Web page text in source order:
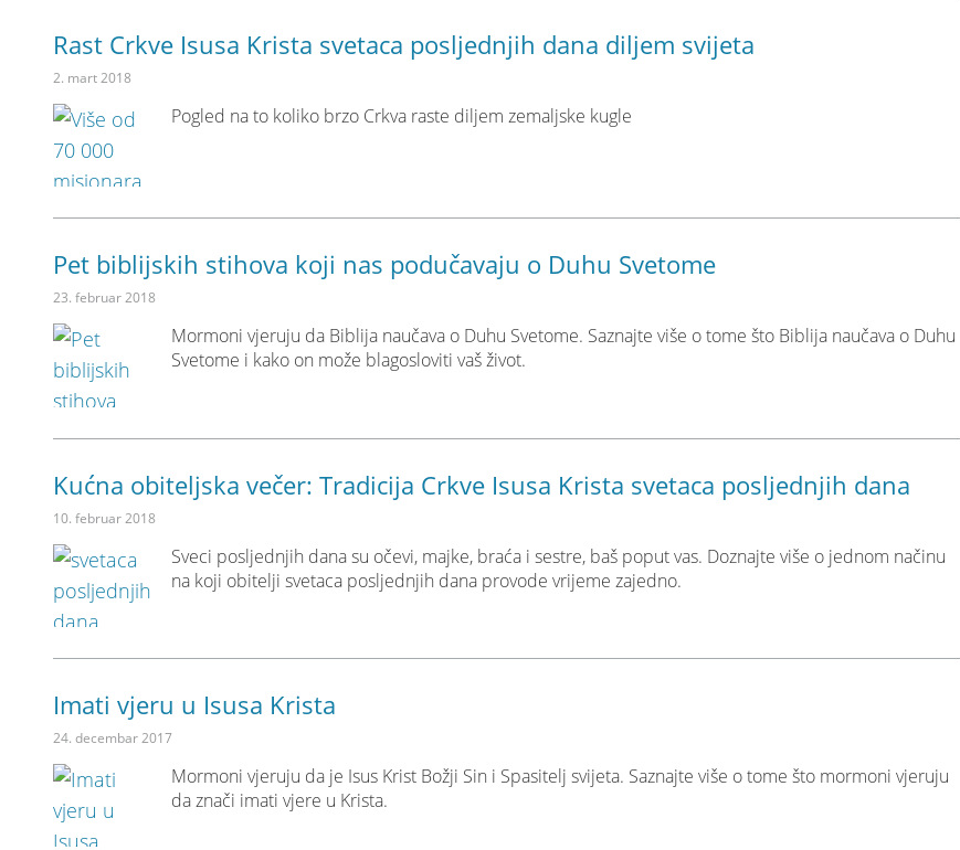
Rast Crkve Isusa Krista svetaca posljednjih dana diljem svijeta
2. mart 2018
Pogled na to koliko brzo Crkva raste diljem zemaljske kugle
Pet biblijskih stihova koji nas podučavaju o Duhu Svetome
23. februar 2018
Mormoni vjeruju da Biblija naučava o Duhu Svetome. Saznajte više o tome što Biblija naučava o Duhu
Svetome i kako on može blagosloviti vaš život.
Kućna obiteljska večer: Tradicija Crkve Isusa Krista svetaca posljednjih dana
10. februar 2018
Sveci posljednjih dana su očevi, majke, braća i sestre, baš poput vas. Doznajte više o jednom načinu
na koji obitelji svetaca posljednjih dana provode vrijeme zajedno.
Imati vjeru u Isusa Krista
24. decembar 2017
Mormoni vjeruju da je Isus Krist Božji Sin i Spasitelj svijeta. Saznajte više o tome što mormoni vjeruju
da znači imati vjere u Krista.